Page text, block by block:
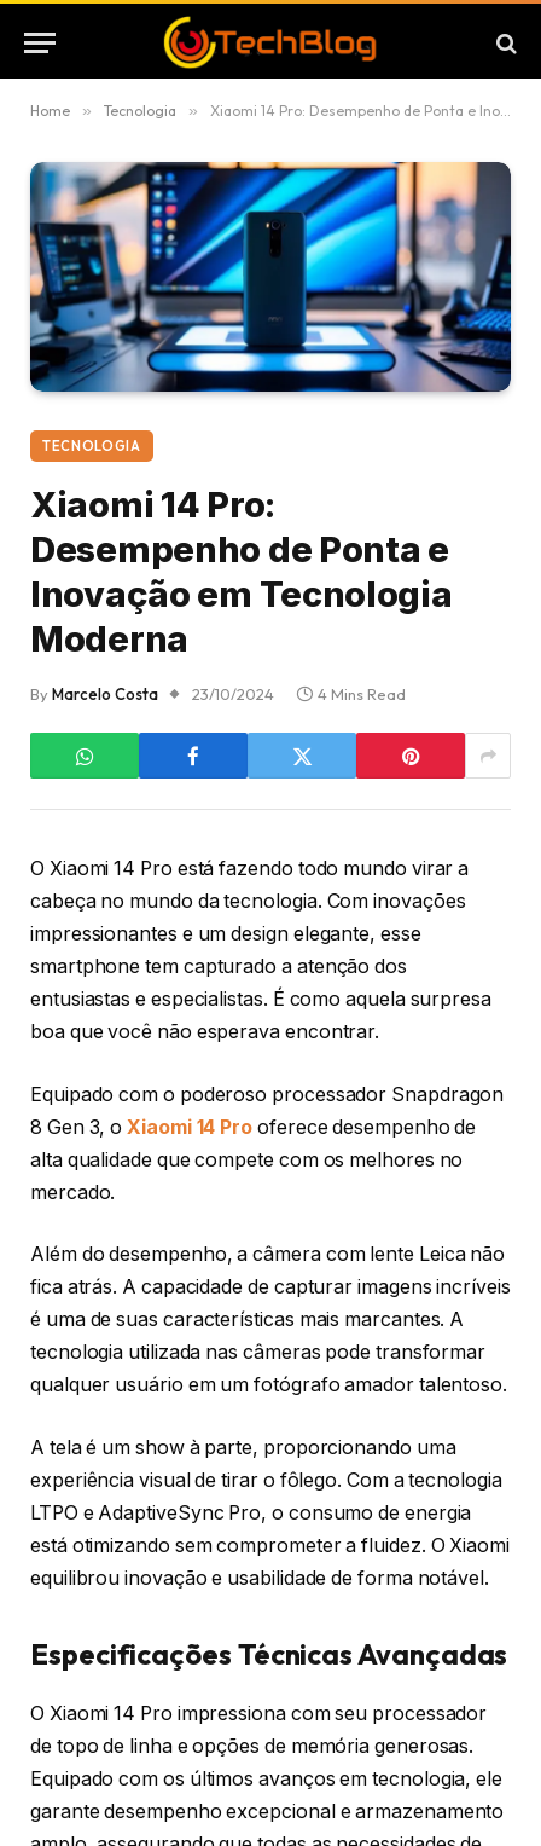
Home » Tecnologia » Xiaomi 14 Pro: Desempenho de Ponta e Inovação em Tecnologia Moderna
TECNOLOGIA
Xiaomi 14 Pro:
Desempenho de Ponta e
Inovação em Tecnologia
Moderna
ByMarcelo Costa 23/10/2024 4 Mins Read
O Xiaomi 14 Pro está fazendo todo mundo virar a
cabeça no mundo da tecnologia. Com inovações
impressionantes e um design elegante, esse
smartphone tem capturado a atenção dos
entusiastas e especialistas. É como aquela surpresa
boa que você não esperava encontrar.
Equipado com o poderoso processador Snapdragon
8 Gen 3, oXiaomi 14 Pro oferece desempenho de
alta qualidade que compete com os melhores no
mercado.
Além do desempenho, a câmera com lente Leica não
fica atrás. A capacidade de capturar imagens incríveis
é uma de suas características mais marcantes. A
tecnologia utilizada nas câmeras pode transformar
qualquer usuário em um fotógrafo amador talentoso.
A tela é um show à parte, proporcionando uma
experiência visual de tirar o fôlego. Com a tecnologia
LTPO e AdaptiveSync Pro, o consumo de energia
está otimizando sem comprometer a fluidez. O Xiaomi
equilibrou inovação e usabilidade de forma notável.
Especificações Técnicas Avançadas
O Xiaomi 14 Pro impressiona com seu processador
de topo de linha e opções de memória generosas.
Equipado com os últimos avanços em tecnologia, ele
garante desempenho excepcional e armazenamento